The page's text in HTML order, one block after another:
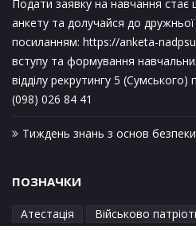
Подати заявку на навчання
анкету та долучайся до
посиланням: https://anketa-
вступу та формування
відділу рекрутингу 5
(098) 026 84 41
Тиждень знань з основ безпеки
ПОЗНАЧКИ
Атестація
Військово